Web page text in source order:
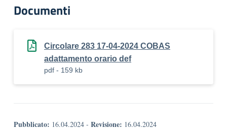
Documenti
Circolare 283 17-04-2024 COBAS
adattamento orario def
pdf - 159 kb
Pubblicato: 16.04.2024 - Revisione: 16.04.2024